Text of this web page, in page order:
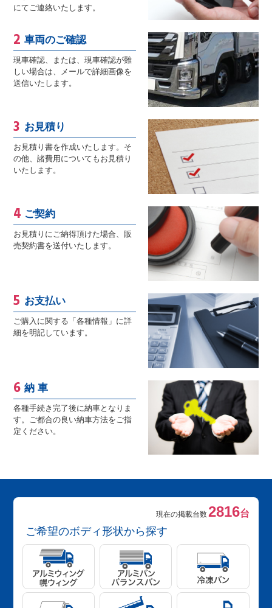
にてご連絡いたします。
車両のご確認
現車確認、または、現車確認が難
しい場合は、メールで詳細画像を
送信いたします。
お見積り
お見積り書を作成いたします。そ
の他、諸費用についてもお見積り
いたします。
ご契約
お見積りにご納得頂けた場合、販
売契約書を送付いたします。
お支払い
ご購入に関する「各種情報」に詳
細を明記しています。
納 車
各種手続き完了後に納車となりま
す。ご都合の良い納車方法をご指
定ください。
現在の掲載台数2816台
ご希望のボディ形状から探す